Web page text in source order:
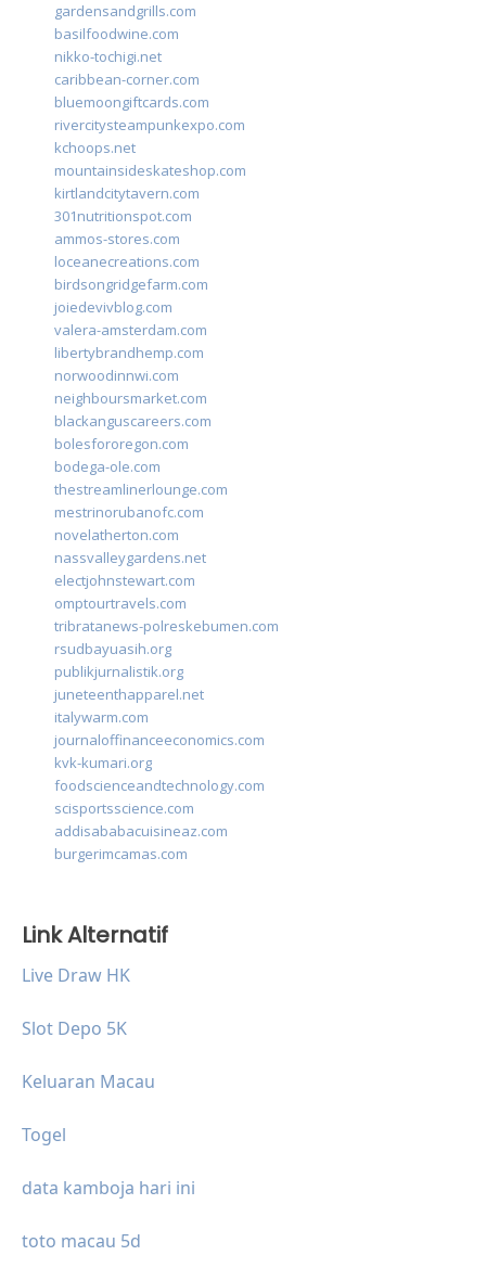
gardensandgrills.com
basilfoodwine.com
nikko-tochigi.net
caribbean-corner.com
bluemoongiftcards.com
rivercitysteampunkexpo.com
kchoops.net
mountainsideskateshop.com
kirtlandcitytavern.com
301nutritionspot.com
ammos-stores.com
loceanecreations.com
birdsongridgefarm.com
joiedevivblog.com
valera-amsterdam.com
libertybrandhemp.com
norwoodinnwi.com
neighboursmarket.com
blackanguscareers.com
bolesfororegon.com
bodega-ole.com
thestreamlinerlounge.com
mestrinorubanofc.com
novelatherton.com
nassvalleygardens.net
electjohnstewart.com
omptourtravels.com
tribratanews-polreskebumen.com
rsudbayuasih.org
publikjurnalistik.org
juneteenthapparel.net
italywarm.com
journaloffinanceeconomics.com
kvk-kumari.org
foodscienceandtechnology.com
scisportsscience.com
addisababacuisineaz.com
burgerimcamas.com
Link Alternatif
Live Draw HK
Slot Depo 5K
Keluaran Macau
Togel
data kamboja hari ini
toto macau 5d